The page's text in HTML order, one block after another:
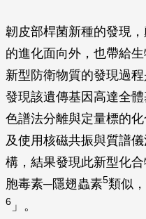
韌皮部桿菌新種的發現
的進化面向外，也帶給
新型防衛物質的發現過
發現該遺傳基因高達全
色譜法分離與定量標的
及使用核磁共振與質譜
構，結果發現此新型化
胞毒素─隱翅蟲素5類似
6 」。